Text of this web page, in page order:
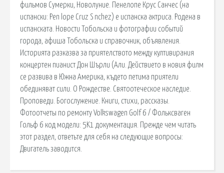
фильмов Сумерки, Новолуние. Пенелопе Крус Санчес (на
испански: Pen lope Cruz S nchez) е испанска актриса. Родена в
испанската. Новости Тобольска и фотографии событий
города, афиша Тобольска и справочник, объявления.
Историята разказва за приятелството между култивирания
концертен пианист Дон Шърли (Али. Действието в новия филм
се развива в Южна Америка, където петима приятели
обединяват сили. О Рождестве. Святоотеческое наследие.
Проповеди. Богослужение. Книги, стихи, рассказы.
Фотоотчеты по ремонту Volkswagen Golf 6 / Фольксваген
Гольф 6 код модели: 5K1 документация. Прежде чем читать
этот раздел, ответьте для себя на следующие вопросы:
Двигатель заводится.